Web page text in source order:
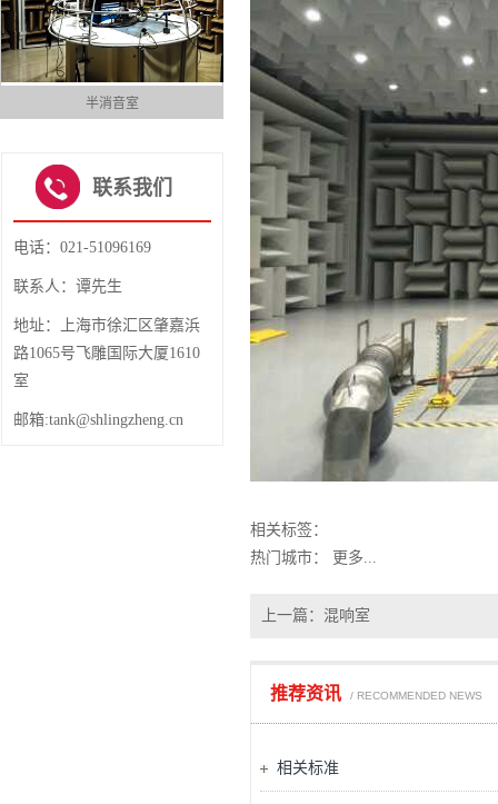
相关标签：
热门城市：
更多...
上一篇： 混响室
推荐资讯 / RECOMMENDED NEWS
相关标准
半消音室
全消音室
联系我们
电话：021-51096169
联系人：谭先生
地址：上海市徐汇区肇嘉浜
路1065号飞雕国际大厦1610
室
邮箱:tank@shlingzheng.cn